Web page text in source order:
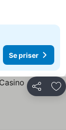
Se priser
Del